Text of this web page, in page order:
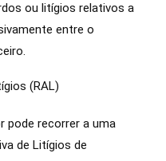
ou litígios relativos a
entre o
(RAL)
pode recorrer a uma
de Litígios de